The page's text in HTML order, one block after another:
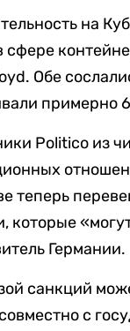
на
сфере
Обе
примерно
Politico из
теперь
которые
Германии.
санкций
с